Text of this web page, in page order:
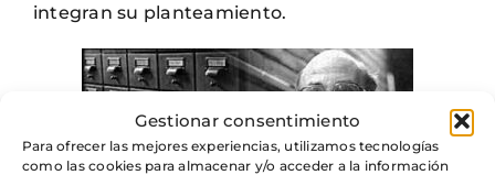
Gestionar consentimiento
Para ofrecer las mejores experiencias, utilizamos tecnologías
como las cookies para almacenar y/o acceder a la información
integran su planteamiento.